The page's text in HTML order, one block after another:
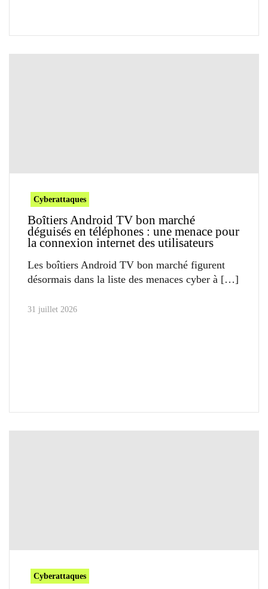
Cyberattaques
Boîtiers Android TV bon marché
déguisés en téléphones : une menace pour
la connexion internet des utilisateurs
Les boîtiers Android TV bon marché figurent
désormais dans la liste des menaces cyber à
31 juillet 2026
Cyberattaques